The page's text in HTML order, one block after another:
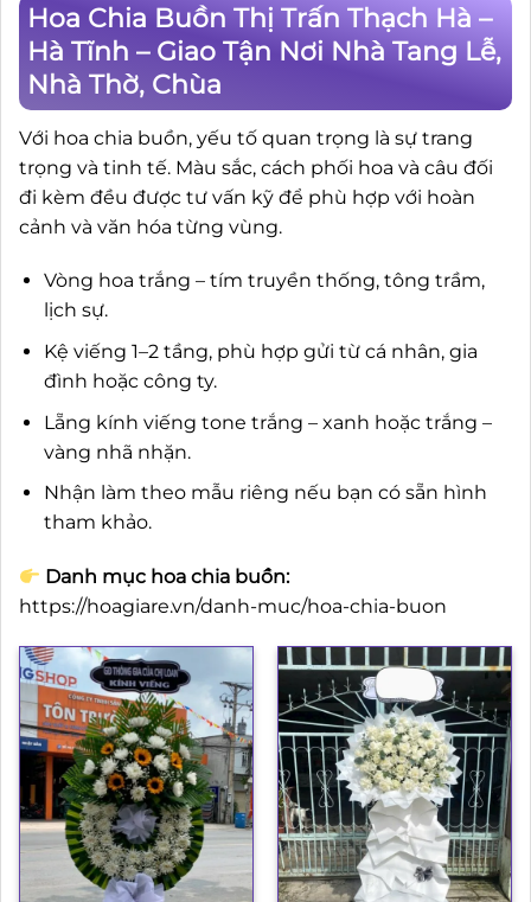
Hoa Chia Buồn Thị Trấn Thạch Hà –
Hà Tĩnh – Giao Tận Nơi Nhà Tang Lễ,
Nhà Thờ, Chùa
Với hoa chia buồn, yếu tố quan trọng là sự trang
trọng và tinh tế. Màu sắc, cách phối hoa và câu đối
đi kèm đều được tư vấn kỹ để phù hợp với hoàn
cảnh và văn hóa từng vùng.
Vòng hoa trắng – tím truyền thống, tông trầm,
lịch sự.
Kệ viếng 1–2 tầng, phù hợp gửi từ cá nhân, gia
đình hoặc công ty.
Lẵng kính viếng tone trắng – xanh hoặc trắng –
vàng nhã nhặn.
Nhận làm theo mẫu riêng nếu bạn có sẵn hình
tham khảo.
Danh mục hoa chia buồn:
https://hoagiare.vn/danh-muc/hoa-chia-buon